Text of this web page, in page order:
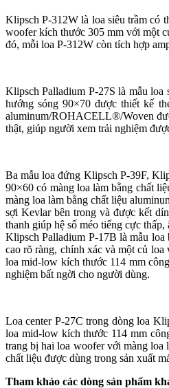
Klipsch P-312W là loa siêu trầm có
woofer kích thước 305 mm với một
đó, mỗi loa P-312W còn tích hợp
Klipsch Palladium P-27S là mẫu
hướng sóng 90×70 được thiết kế
aluminum/ROHACELL®/Woven
thật, giúp người xem trải nghiệm
Ba mẫu loa đứng Klipsch P-39F,
90×60 có màng loa làm bằng chất
màng loa làm bằng chất liệu
sợi Kevlar bên trong và được kết
thanh giúp hệ số méo tiếng cực thấp,
Klipsch Palladium P-17B là mẫu
cao rõ ràng, chính xác và một củ
loa mid-low kích thước 114 mm
nghiệm bất ngời cho người dùng.
Loa center P-27C trong dòng loa
loa mid-low kích thước 114 mm
trang bị hai loa woofer với màng
chất liệu được dùng trong sản xuất
Tham khảo các dòng sản phẩm